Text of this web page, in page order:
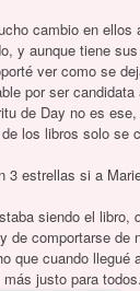
cambio en
y aunque tiene
ver como se
por ser
de Day no es
los libros solo se
estrellas si a
siendo el
comportarse
que cuando
justo para todos.